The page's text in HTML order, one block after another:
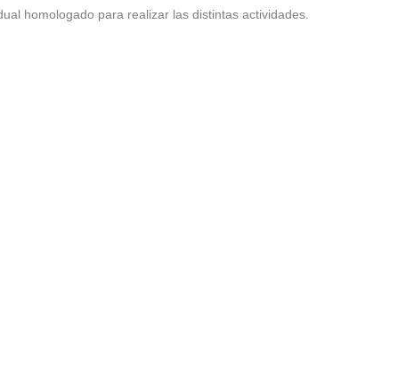
homologado para realizar las distintas actividades.